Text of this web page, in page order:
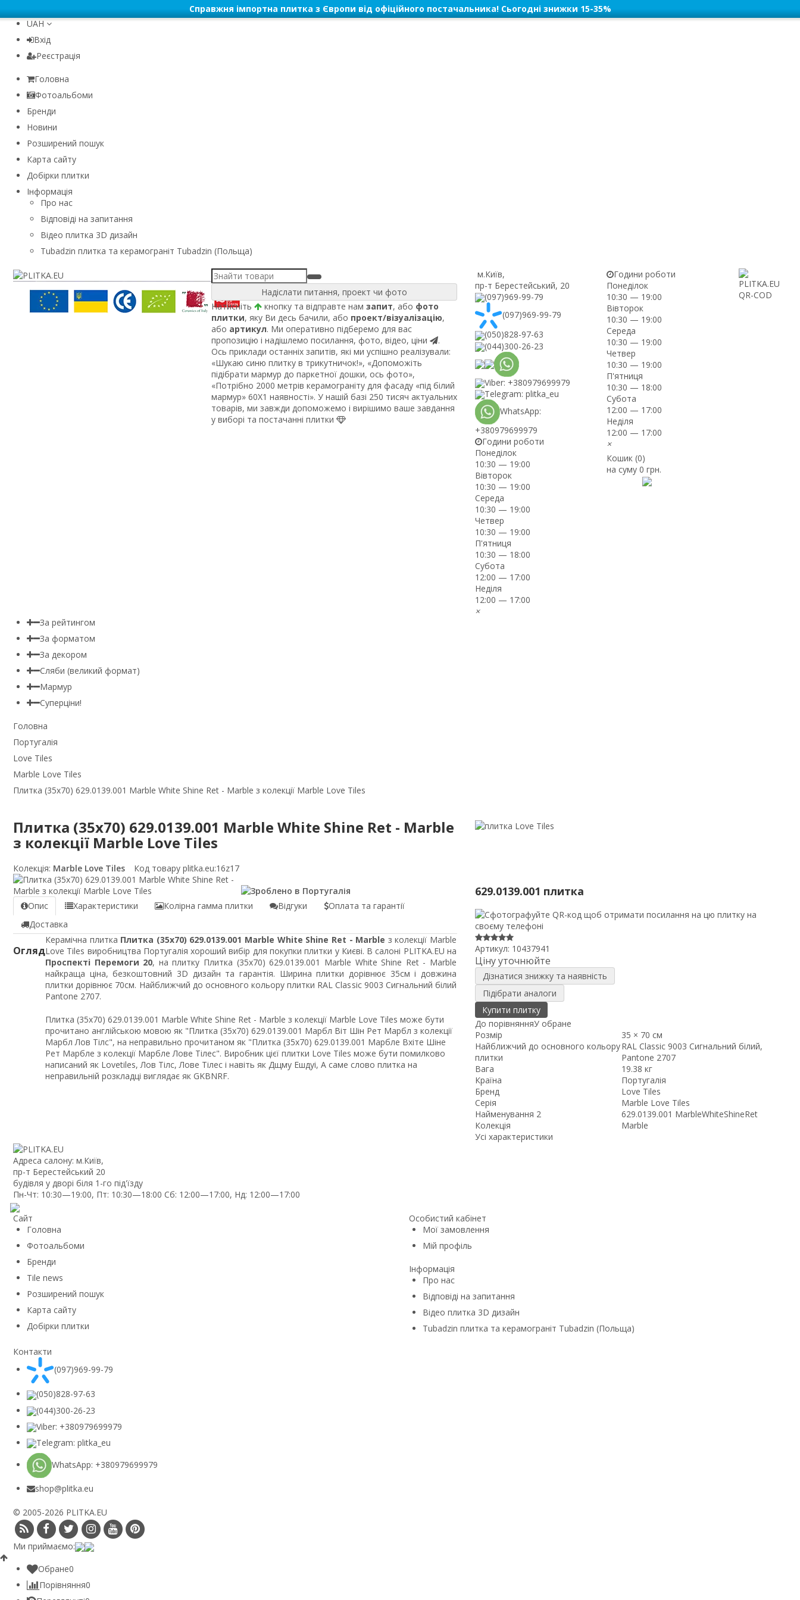
Справжня імпортна плитка з Європи від офіційного постачальника! Сьогодні знижки 15-35%
UAH
Вхід
Реєстрація
Головна
Фотоальбоми
Бренди
Новини
Розширений пошук
Карта сайту
Добірки плитки
Інформація
Про нас
Відповіді на запитання
Відео плитка 3D дизайн
Tubadzin плитка та керамограніт Tubadzin (Польща)
Надіслати питання, проект чи фото
Натисніть
кнопку та відправте нам запит, або фото
плитки, яку Ви десь бачили, або проект/візуалізацію,
або артикул. Ми оперативно підберемо для вас
пропозицію і надішлемо посилання, фото, відео, ціни
.
Ось приклади останніх запитів, які ми успішно реалізували:
«Шукаю синю плитку в трикутничок!», «Допоможіть
підібрати мармур до паркетної дошки, ось фото»,
«Потрібно 2000 метрів керамограніту для фасаду «під білий
мармур» 60Х1 наявності». У нашій базі 250 тисяч актуальних
товарів, ми завжди допоможемо і вирішимо ваше завдання
у виборі та постачанні плитки
м.Київ,
пр-т Берестейський, 20
(097)969-99-79
(097)969-99-79
(050)828-97-63
(044)300-26-23
Viber: +380979699979
Telegram: plitka_eu
WhatsApp:
+380979699979
Години роботи
Понеділок
10:30 — 19:00
Вівторок
10:30 — 19:00
Середа
10:30 — 19:00
Четвер
10:30 — 19:00
П'ятниця
10:30 — 18:00
Субота
12:00 — 17:00
Неділя
12:00 — 17:00
×
Години роботи
Понеділок
10:30 — 19:00
Вівторок
10:30 — 19:00
Середа
10:30 — 19:00
Четвер
10:30 — 19:00
П'ятниця
10:30 — 18:00
Субота
12:00 — 17:00
Неділя
12:00 — 17:00
×
Кошик (0)
на суму0 грн.
За рейтингом
За форматом
За декором
Сляби (великий формат)
Мармур
Суперціни!
Головна
Португалія
Love Tiles
Marble Love Tiles
Плитка (35x70) 629.0139.001 Marble White Shine Ret - Marble з колекції Marble Love Tiles
Плитка (35x70) 629.0139.001 Marble White Shine Ret - Marble
з колекції Marble Love Tiles
Колекція: Marble Love Tiles Код товару plitka.eu:16z17
Опис Характеристики Колірна гамма плитки Відгуки
Оплата та гарантії
Доставка
Огляд
Керамічна плитка Плитка (35x70) 629.0139.001 Marble White Shine Ret - Marble з колекції Marble
Love Tiles виробництва Португалія хороший вибір для покупки плитки у Києві. В салоні PLITKA.EU на
Проспекті Перемоги 20, на плитку Плитка (35x70) 629.0139.001 Marble White Shine Ret - Marble
найкраща ціна, безкоштовний 3D дизайн та гарантія. Ширина плитки дорівнює 35см і довжина
плитки дорівнює 70см. Найближчий до основного кольору плитки RAL Classic 9003 Сигнальний білий
Pantone 2707.
Плитка (35x70) 629.0139.001 Marble White Shine Ret - Marble з колекції Marble Love Tiles може бути
прочитано англійською мовою як "Плитка (35x70) 629.0139.001 Марбл Віт Шін Рет Марбл з колекції
Марбл Лов Тілс", на неправильно прочитаном як "Плитка (35x70) 629.0139.001 Марбле Вхіте Шіне
Рет Марбле з колекції Марбле Лове Тілес". Виробник цієї плитки Love Tiles може бути помилково
написаний як Lovetiles, Лов Тілс, Лове Тілес і навіть як Дщму Ешдуі, А саме слово плитка на
неправильній розкладці виглядає як GKBNRF.
629.0139.001 плитка
Артикул: 10437941
Ціну уточнюйте
Дізнатися знижку та наявність
Підібрати аналоги
Купити плитку
До порівнянняУ обране
Розмір
35 × 70 см
Найближчий до основного кольору
плитки
RAL Classic 9003 Сигнальний білий,
Pantone 2707
Вага
19.38 кг
Країна
Португалія
Бренд
Love Tiles
Серія
Marble Love Tiles
Найменування 2
629.0139.001 MarbleWhiteShineRet
Колекція
Marble
Усі характеристики
Адреса салону: м.Київ,
пр-т Берестейський 20
будівля у дворі біля 1-го під'їзду
Пн-Чт: 10:30—19:00, Пт: 10:30—18:00 Сб: 12:00—17:00, Нд: 12:00—17:00
Сайт
Головна
Фотоальбоми
Бренди
Tile news
Розширений пошук
Карта сайту
Добірки плитки
Особистий кабінет
Мої замовлення
Мій профіль
Інформація
Про нас
Відповіді на запитання
Відео плитка 3D дизайн
Tubadzin плитка та керамограніт Tubadzin (Польща)
Контакти
(097)969-99-79
(050)828-97-63
(044)300-26-23
Viber: +380979699979
Telegram: plitka_eu
WhatsApp: +380979699979
shop@plitka.eu
© 2005-2026 PLITKA.EU
Ми приймаємо:
Обране0
Порівняння0